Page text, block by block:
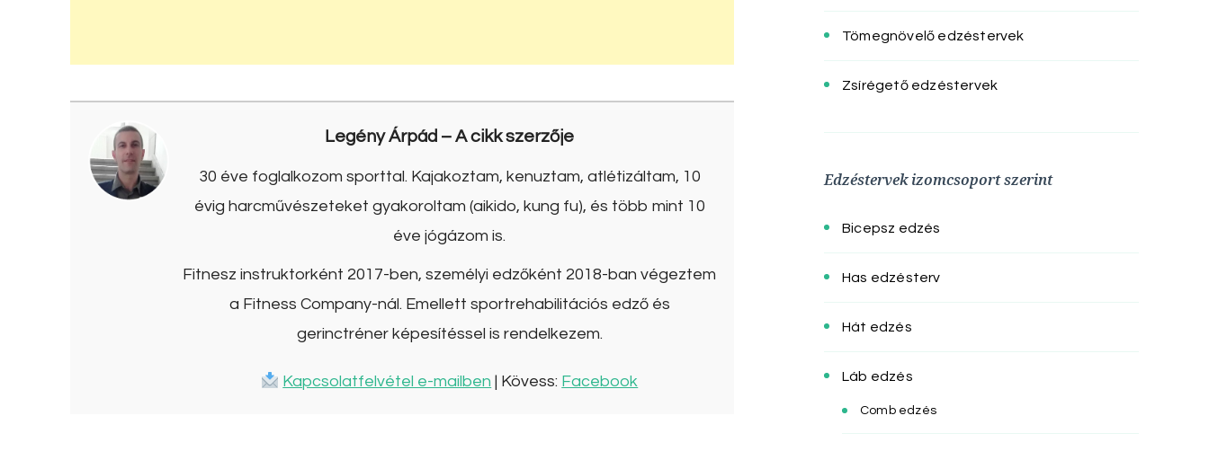
Legény Árpád – A cikk szerzője
30 éve foglalkozom sporttal. Kajakoztam, kenuztam, atlétizáltam, 10
évig harcművészeteket gyakoroltam (aikido, kung fu), és több mint 10
éve jógázom is.
Fitnesz instruktorként 2017-ben, személyi edzőként 2018-ban végeztem
a Fitness Company-nál. Emellett sportrehabilitációs edző és
gerinctréner képesítéssel is rendelkezem.
Kapcsolatfelvétel e-mailben | Kövess: Facebook
Tömegnövelő edzéstervek
Zsírégető edzéstervek
Edzéstervek izomcsoport szerint
Bicepsz edzés
Has edzésterv
Hát edzés
Láb edzés
Comb edzés